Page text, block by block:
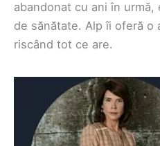
abandonat cu ani în
de sănătate. Alp îi oferă o
riscând tot ce are.